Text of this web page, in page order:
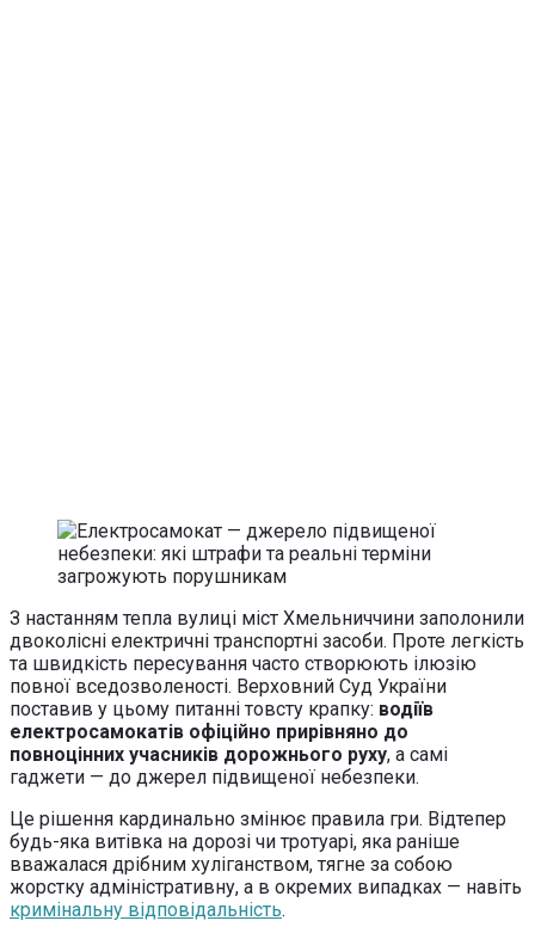
З настанням тепла вулиці міст Хмельниччини заполонили
двоколісні електричні транспортні засоби. Проте легкість
та швидкість пересування часто створюють ілюзію
повної вседозволеності. Верховний Суд України
поставив у цьому питанні товсту крапку: водіїв
електросамокатів офіційно прирівняно до
повноцінних учасників дорожнього руху, а самі
гаджети — до джерел підвищеної небезпеки.
Це рішення кардинально змінює правила гри. Відтепер
будь-яка витівка на дорозі чи тротуарі, яка раніше
вважалася дрібним хуліганством, тягне за собою
жорстку адміністративну, а в окремих випадках — навіть
кримінальну відповідальність.